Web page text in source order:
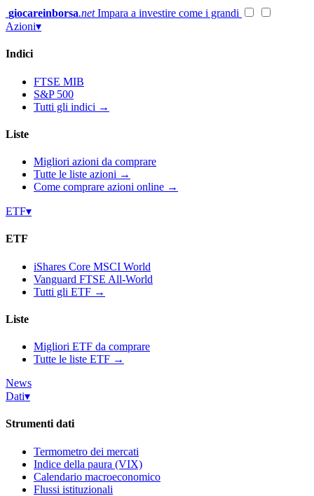
Vai
al
giocareinborsa.net Impara a investire come i grandi
Azioni▾
Indici
FTSE MIB
S&P 500
Tutti gli indici →
Liste
Migliori azioni da comprare
Tutte le liste azioni →
Come comprare azioni online →
ETF▾
ETF
iShares Core MSCI World
Vanguard FTSE All-World
Tutti gli ETF →
Liste
Migliori ETF da comprare
Tutte le liste ETF →
News
Dati▾
Strumenti dati
Termometro dei mercati
Indice della paura (VIX)
Calendario macroeconomico
Flussi istituzionali